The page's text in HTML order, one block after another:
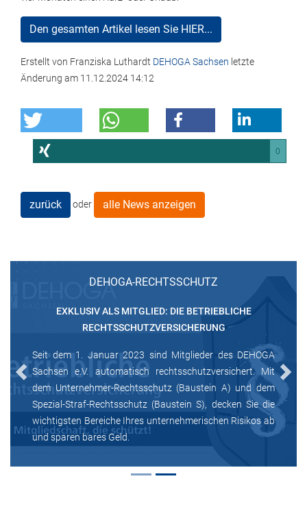
Den gesamten Artikel lesen Sie HIER...
Erstellt von Franziska Luthardt DEHOGA Sachsen letzte
Änderung am 11.12.2024 14:12
0
zurück oder alle News anzeigen
DEHOGA-RECHTSSCHUTZ
EXKLUSIV ALS MITGLIED: DIE BETRIEBLICHE
RECHTSSCHUTZVERSICHERUNG
Seit dem 1. Januar 2023 sind Mitglieder des DEHOGA
Sachsen e.V. automatisch rechtsschutzversichert. Mit
dem Unternehmer-Rechtsschutz (Baustein A) und dem
Spezial-Straf-Rechtsschutz (Baustein S), decken Sie die
wichtigsten Bereiche Ihres unternehmerischen Risikos ab
und sparen bares Geld.
Previous Next